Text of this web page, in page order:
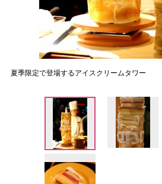
夏季限定で登場するアイスクリームタワー